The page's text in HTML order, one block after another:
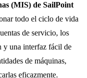
(MIS) de SailPoint
todo el ciclo de vida
de servicio, los
y una interfaz fácil de
de máquinas,
eficazmente.